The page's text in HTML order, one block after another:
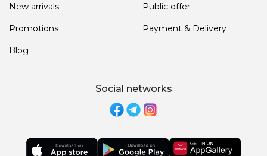
New arrivals
Promotions
Blog
Public offer
Payment & Delivery
Social networks